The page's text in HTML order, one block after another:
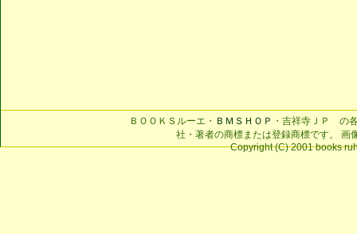
ＢＯＯＫＳルーエ・ ＢＭＳＨＯＰ ・吉祥寺ＪＰ の
社・著者の商標または登録商標です。 画
Copyright (C) 2001 books